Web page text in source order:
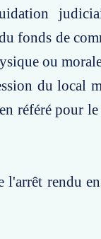
fonds de
ou
du local
référé pour
rendu